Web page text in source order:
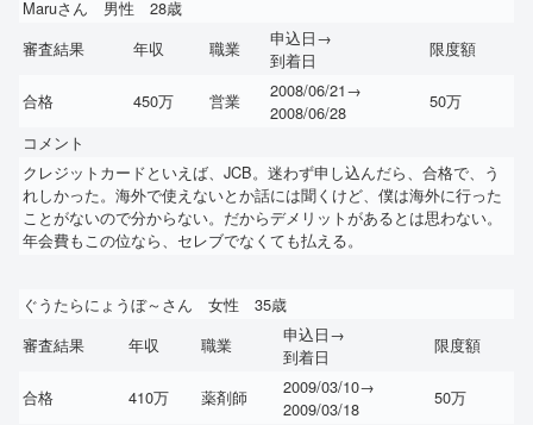
Maruさん 男性 28歳
審査結果
年収 職業
申込日→
到着日
限度額
合格 450万 営業
2008/06/21→
2008/06/28
50万
コメント
クレジットカードといえば、JCB。迷わず申し込んだら、合格で、う
れしかった。海外で使えないとか話には聞くけど、僕は海外に行った
ことがないので分からない。だからデメリットがあるとは思わない。
年会費もこの位なら、セレブでなくても払える。
ぐうたらにょうぼ～さん 女性 35歳
審査結果
年収 職業
申込日→
到着日
限度額
合格 410万 薬剤師
2009/03/10→
2009/03/18
50万